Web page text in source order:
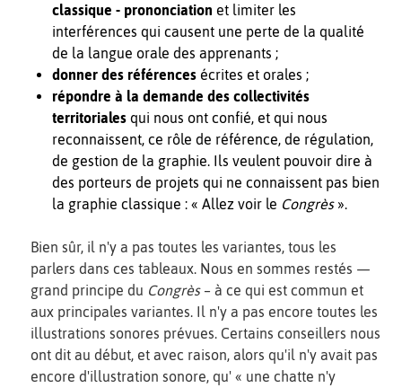
classique - prononciation et limiter les
interférences qui causent une perte de la qualité
de la langue orale des apprenants ;
donner des références écrites et orales ;
répondre à la demande des collectivités
territoriales qui nous ont confié, et qui nous
reconnaissent, ce rôle de référence, de régulation,
de gestion de la graphie. Ils veulent pouvoir dire à
des porteurs de projets qui ne connaissent pas bien
la graphie classique : « Allez voir le Congrès».
Bien sûr, il n'y a pas toutes les variantes, tous les
parlers dans ces tableaux. Nous en sommes restés —
grand principe du Congrès– à ce qui est commun et
aux principales variantes. Il n'y a pas encore toutes les
illustrations sonores prévues. Certains conseillers nous
ont dit au début, et avec raison, alors qu'il n'y avait pas
encore d'illustration sonore, qu' « une chatte n'y